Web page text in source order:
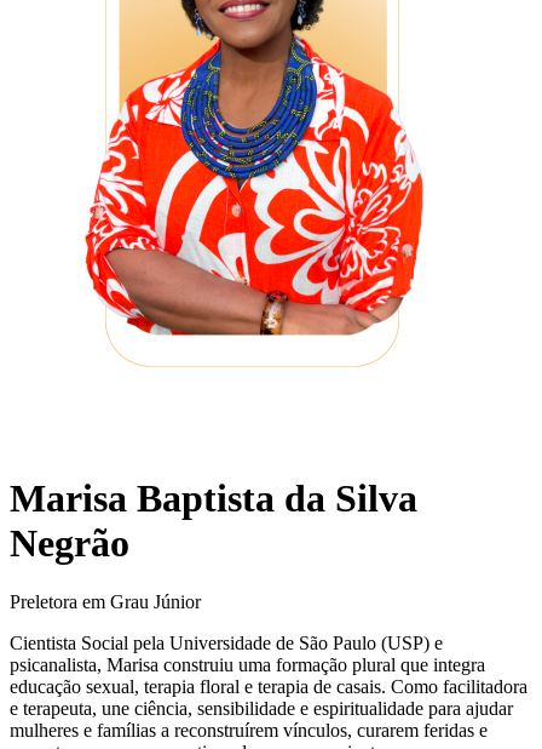
Marisa Baptista da Silva
Negrão
Preletora em Grau Júnior
Cientista Social pela Universidade de São Paulo (USP) e
psicanalista, Marisa construiu uma formação plural que integra
educação sexual, terapia floral e terapia de casais. Como facilitadora
e terapeuta, une ciência, sensibilidade e espiritualidade para ajudar
mulheres e famílias a reconstruírem vínculos, curarem feridas e